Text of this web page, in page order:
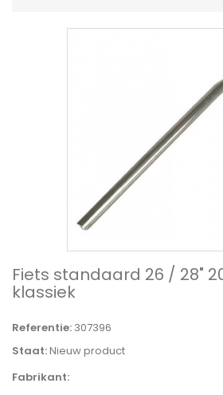
Fiets standaard 26 / 28"
klassiek
Referentie: 307396
Staat:Nieuw product
Fabrikant: